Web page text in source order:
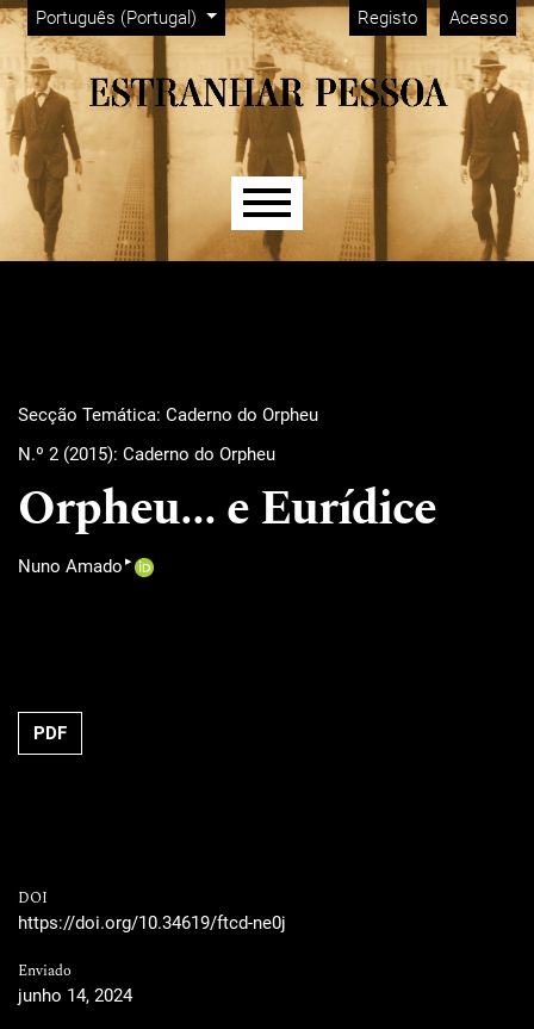
Saltar para menu de navegação principal
Saltar para conteúdo principal
Saltar para rodapé do site
Alterar o idioma. O idioma atual é:
Português (Portugal)
Menu Admin Registo Acesso
Menu principal
Secção Temática: Caderno do Orpheu
N.º 2 (2015): Caderno do Orpheu
Orpheu... e Eurídice
Nuno Amado ▸
PDF
DOI
https://doi.org/10.34619/ftcd-ne0j
Enviado
junho 14, 2024